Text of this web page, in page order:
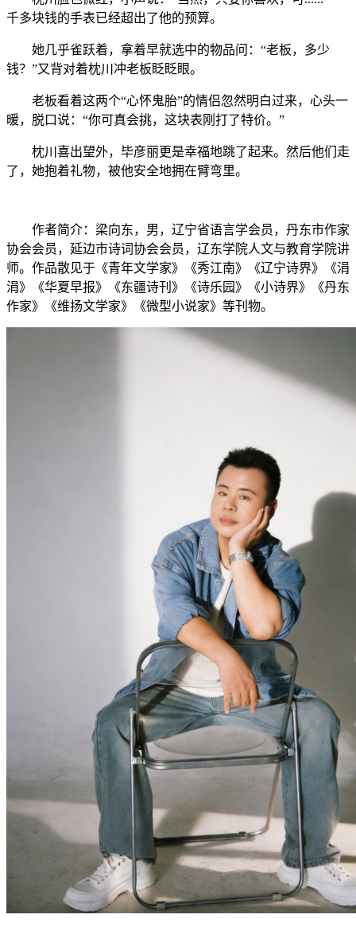
千多块钱的手表已经超出了他的预算。
她几乎雀跃着，拿着早就选中的物品问：“老板，多少
钱？”又背对着枕川冲老板眨眨眼。
老板看着这两个“心怀鬼胎”的情侣忽然明白过来，心头一
暖，脱口说：“你可真会挑，这块表刚打了特价。”
枕川喜出望外，毕彦丽更是幸福地跳了起来。然后他们走
了，她抱着礼物，被他安全地拥在臂弯里。
作者简介：梁向东，男，辽宁省语言学会员，丹东市作家
协会会员，延边市诗词协会会员，辽东学院人文与教育学院讲
师。作品散见于《青年文学家》《秀江南》《辽宁诗界》《涓
涓》《华夏早报》《东疆诗刊》《诗乐园》《小诗界》《丹东
作家》《维扬文学家》《微型小说家》等刊物。